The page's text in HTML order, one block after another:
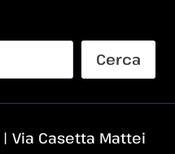
Cerca
Via Casetta Mattei